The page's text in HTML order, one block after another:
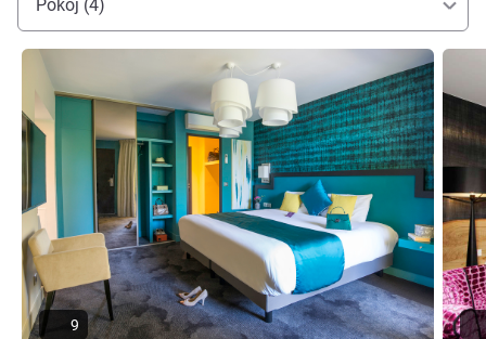
Pokój (4)
Pokaż szczegóły
9
Pokaż